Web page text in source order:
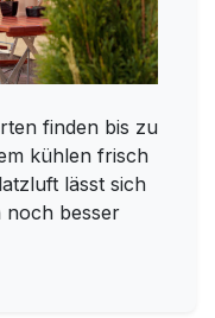
finden bis zu
kühlen frisch
lässt sich
noch besser